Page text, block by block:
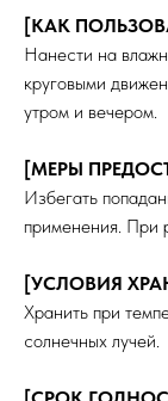
[КАК
Нанести на
круговыми
утром и вечером.
[МЕРЫ
Избегать
применения. При
[УСЛОВИЯ
Хранить при
солнечных лучей.
ГДЕ КУПИТЬ ЕЩЕ?
+7 812 920-41-46
Wildberries
Ozon
чат поддержки в Телеграм